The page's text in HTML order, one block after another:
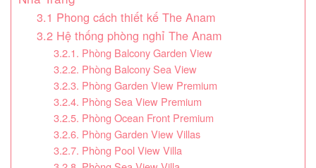
3.1 Phong cách thiết kế The Anam
3.2 Hệ thống phòng nghỉ The Anam
3.2.1. Phòng Balcony Garden View
3.2.2. Phòng Balcony Sea View
3.2.3. Phòng Garden View Premium
3.2.4. Phòng Sea View Premium
3.2.5. Phòng Ocean Front Premium
3.2.6. Phòng Garden View Villas
3.2.7. Phòng Pool View Villa